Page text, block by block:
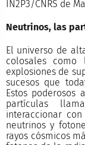
IN2P3/CNRS de
Neutrinos, las
El universo de
colosales como
explosiones de
sucesos que
Estos poderosos
partículas
interaccionar
neutrinos y
rayos cósmicos